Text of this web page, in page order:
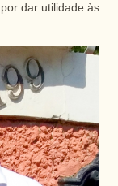
dar utilidade às